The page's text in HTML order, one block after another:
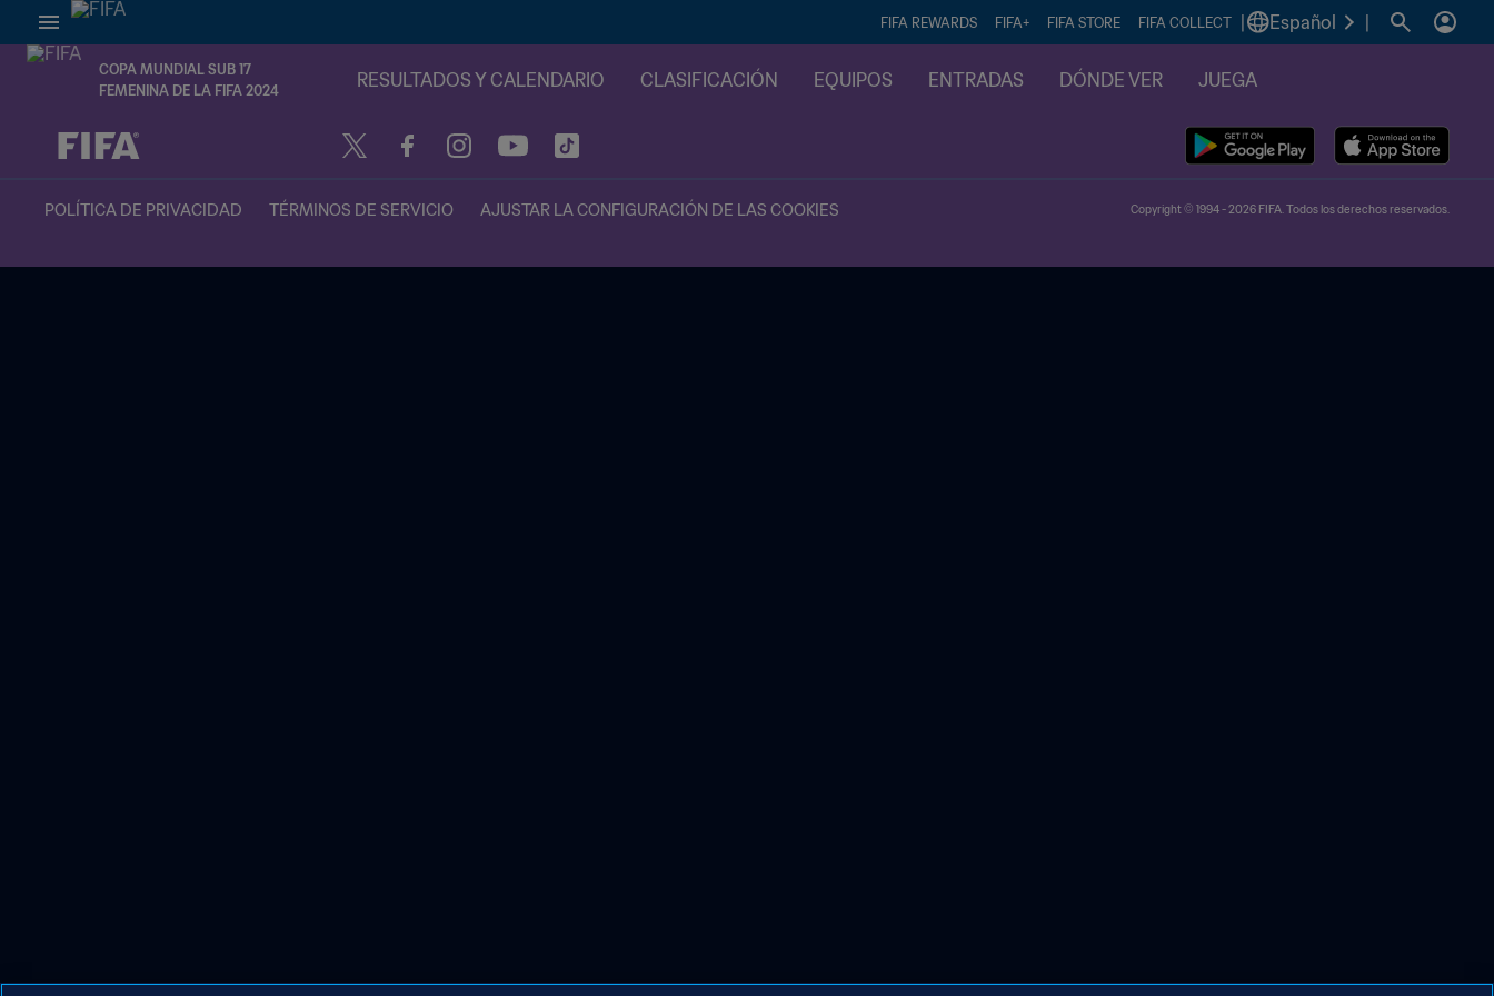
FIFA REWARDS FIFA+ FIFA STORE FIFA COLLECT Español
COPA MUNDIAL SUB 17
FEMENINA DE LA FIFA 2024
RESULTADOS Y CALENDARIO CLASIFICACIÓN EQUIPOS ENTRADAS DÓNDE VER JUEGA
{equipoLocal} - {equipoVisitante}
POLÍTICA DE PRIVACIDAD TÉRMINOS DE SERVICIO AJUSTAR LA CONFIGURACIÓN DE LAS COOKIES Copyright © 1994 - 2026 FIFA. Todos los derechos reservados.